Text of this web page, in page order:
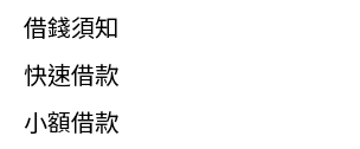
借錢須知
快速借款
小額借款